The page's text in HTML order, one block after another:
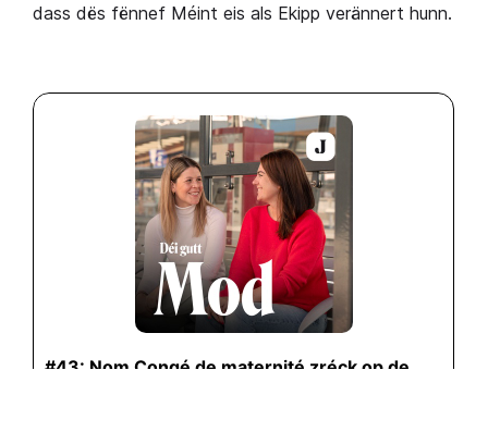
dass dës fënnef Méint eis als Ekipp verännert hunn.